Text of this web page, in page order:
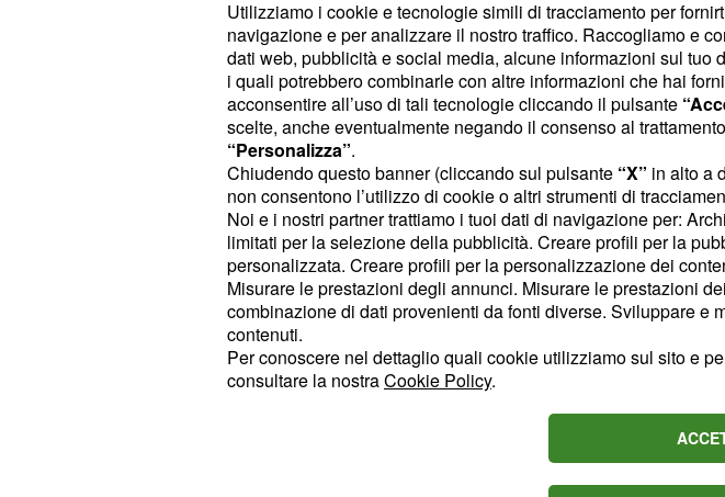
Andrea risponde a Martina e
Antonio
La favola tanto attesa perTeresa Langella, dopo il no
ricevuto da Andrea due settimane fa, potrebbe non essere
del tutto persa. Durante la registrazione del trono classico di
Uomini e Donne, infatti, la napoletana ha raccontato che
Andrea l’avrebbe raggiunta alla villa, dove si stava
registrando la scelta di Ivan, per parlarle. Il modello
veneziano era prima andato a casa sua e poi non
trovandola era giunto alla villa. Dal Corso, sintetizzando,
non ha dimenticato la Langella e vorrebbe tentare di
riconquistarla, frequentandola lontano dalle telecamere. In
studio la ragazza si è mostrata indecisa, visto la sofferenza
Utilizziamo i cookie e tecnologie simili di tracciamento per
navigazione e per analizzare il nostro traffico. Raccogliamo e
dati web, pubblicità e social media, alcune informazioni sul tuo
i quali potrebbero combinarle con altre informazioni che hai
acconsentire all’uso di tali tecnologie cliccando il pulsante
scelte, anche eventualmente negando il consenso al
“Personalizza”.
Chiudendo questo banner (cliccando sul pulsante “X” in alto a
non consentono l’utilizzo di cookie o altri strumenti di
Noi e i nostri partner trattiamo i tuoi dati di navigazione per:
limitati per la selezione della pubblicità. Creare profili per la
personalizzata. Creare profili per la personalizzazione dei
Misurare le prestazioni degli annunci. Misurare le prestazioni
combinazione di dati provenienti da fonti diverse. Sviluppare
contenuti.
Per conoscere nel dettaglio quali cookie utilizziamo sul sito e
consultare la nostraCookie Policy.